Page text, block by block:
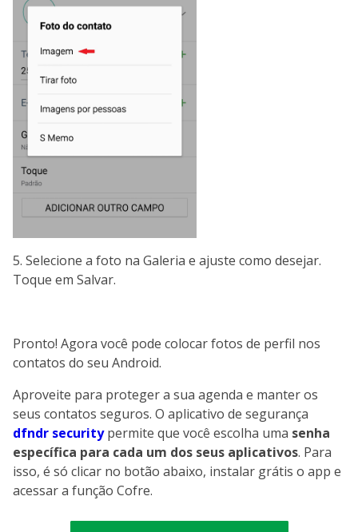
5. Selecione a foto na Galeria e ajuste como desejar.
Toque em Salvar.
Pronto! Agora você pode colocar fotos de perfil nos
contatos do seu Android.
Aproveite para proteger a sua agenda e manter os
seus contatos seguros. O aplicativo de segurança
dfndr securitypermite que você escolha uma senha
específica para cada um dos seus aplicativos. Para
isso, é só clicar no botão abaixo, instalar grátis o app e
acessar a função Cofre.